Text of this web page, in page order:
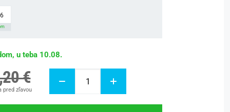
u teba 10.08.
€
pred zľavou